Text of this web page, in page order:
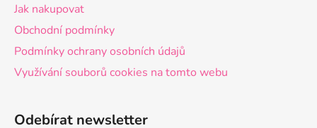
Jak nakupovat
Obchodní podmínky
Podmínky ochrany osobních údajů
Využívání souborů cookies na tomto webu
Odebírat newsletter